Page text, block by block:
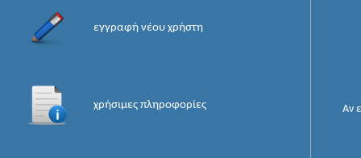
εγγραφή νέου χρήστη
χρήσιμες πληροφορίες Αν